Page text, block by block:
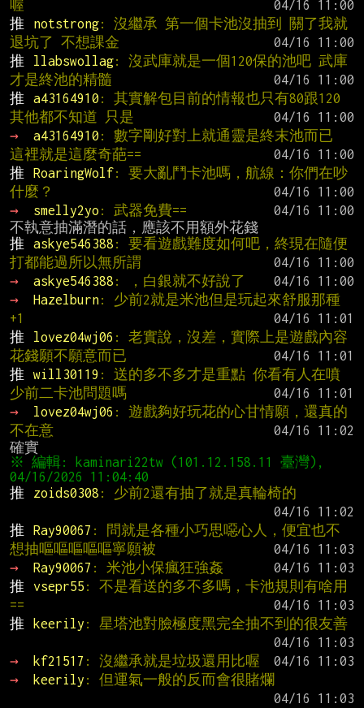
喔
推
notstrong: 沒繼承 第一個卡池沒抽到 關了我就
退坑了 不想課金
推
llabswollag: 沒武庫就是一個120保的池吧 武庫
才是終池的精髓
推
a43164910 : 其實解包目前的情報也只有80跟120
其他都不知道 只是
→
a43164910 : 數字剛好對上就通靈是終末池而已
這裡就是這麼奇葩==
推
RoaringWolf: 要大亂鬥卡池嗎，航線：你們在吵
什麼？
→
smelly2yo : 武器免費==
推
askye546388 : 要看遊戲難度如何吧，終現在隨便
打都能過所以無所謂
→
askye546388 : ，白銀就不好說了
→
Hazelburn: 少前2就是米池但是玩起來舒服那種
+1
推
lovez04wj06 : 老實說，沒差，實際上是遊戲內容
花錢願不願意而已
推
will30119 : 送的多不多才是重點 你看有人在噴
少前二卡池問題嗎
→
lovez04wj06 : 遊戲夠好玩花的心甘情願，還真的
不在意
※ 編輯: kaminari22tw (101.12.158.11 臺灣),
推
zoids0308 : 少前2還有抽了就是真輪椅的
推
Ray90067 : 問就是各種小巧思噁心人，便宜也不
想抽嘔嘔嘔嘔嘔寧願被
→
Ray90067 : 米池小保瘋狂強姦
推
vsepr55 : 不是看送的多不多嗎，卡池規則有啥用
==
推
keerily : 星塔池對臉極度黑完全抽不到的很友善
→
kf21517 : 沒繼承就是垃圾還用比喔
→
keerily : 但運氣一般的反而會很賭爛